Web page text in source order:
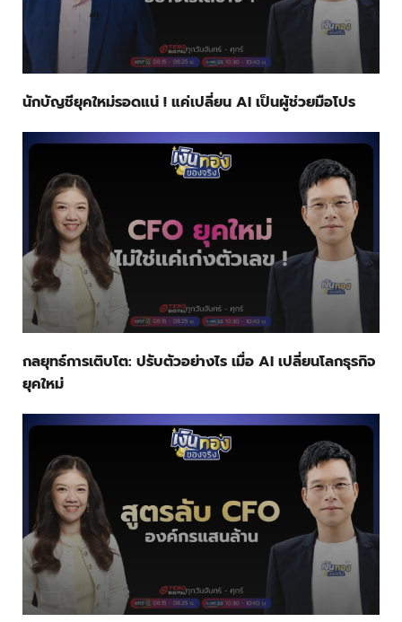
นักบัญชียุคใหม่รอดแน่ ! แค่เปลี่ยน AI เป็นผู้ช่วยมือโปร
กลยุทธ์การเติบโต: ปรับตัวอย่างไร เมื่อ AI เปลี่ยนโลกธุรกิจ
ยุคใหม่